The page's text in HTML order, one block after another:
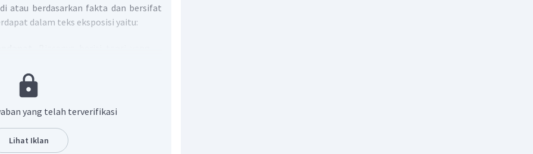
atau berdasarkan fakta dan bersifat
dalam teks eksposisi yaitu:
pandang tentang masalah yang
Argumentasi dapat berupa
data hasil penelitian, pernyataan
fakta berdasarkan referensi yang
yang telah terverifikasi
Lihat Iklan